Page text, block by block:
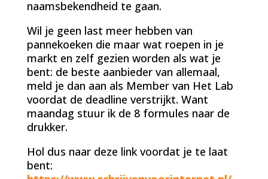
naamsbekendheid te gaan.
Wil je geen last meer hebben van
pannekoeken die maar wat roepen in je
markt en zelf gezien worden als wat je
bent: de beste aanbieder van allemaal,
meld je dan aan als Member van Het Lab
voordat de deadline verstrijkt. Want
maandag stuur ik de 8 formules naar de
drukker.
Hol dus naar deze link voordat je te laat
bent: